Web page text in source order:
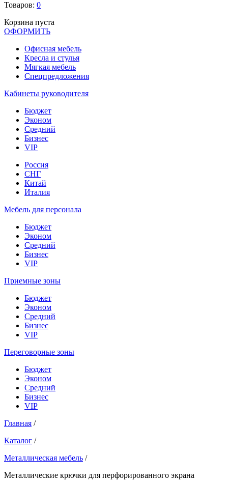
Товаров: 0
Корзина пуста
ОФОРМИТЬ
Офиcная мебель
Кресла и стулья
Мягкая мебель
Спецпредложения
Кабинеты руководителя
Бюджет
Эконом
Средний
Бизнес
VIP
Россия
СНГ
Китай
Италия
Мебель для персонала
Бюджет
Эконом
Средний
Бизнес
VIP
Приемные зоны
Бюджет
Эконом
Средний
Бизнес
VIP
Переговорные зоны
Бюджет
Эконом
Средний
Бизнес
VIP
Главная /
Каталог /
Металлическая мебель /
Металлические крючки для перфорированного экрана